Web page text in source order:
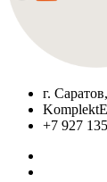
г.
+7 927